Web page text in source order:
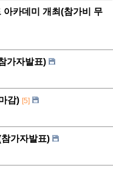
아카데미 개최(참가비 무
가자발표)
감) [5]
가자발표)